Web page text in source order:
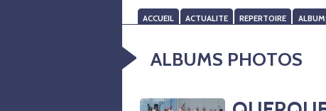
ACCUEIL ACTUALITE REPERTOIRE
ALBUMS PHOTOS